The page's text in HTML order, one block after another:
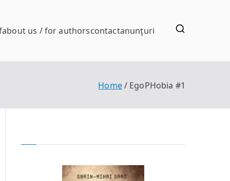
about us / for authorscontactanunţuri
Home EgoPHobia #1